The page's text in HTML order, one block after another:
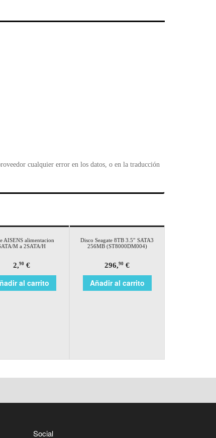
cualquier error en los datos, o en la traducción
AISENS alimentacion
M a 2SATA/H
2,90 €
al carrito
Disco Seagate 8TB 3.5″ SATA3
256MB (ST8000DM004)
296,90 €
Añadir al carrito
Social